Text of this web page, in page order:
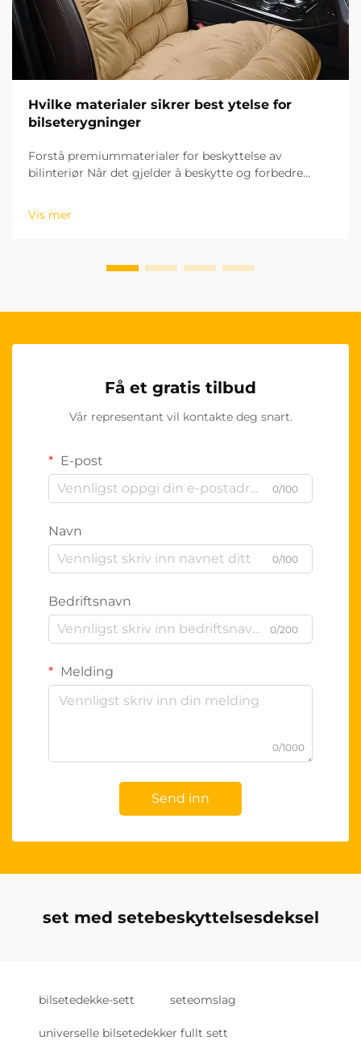
Hvilke materialer sikrer best ytelse for
bilseterygninger
Forstå premiummaterialer for beskyttelse av
bilinteriør Når det gjelder å beskytte og forbedre
for både estetikk og levetid. Materialet i seterytterne
din...
Vis mer
Få et gratis tilbud
Vår representant vil kontakte deg snart.
E-post
0/100
Navn
0/100
Bedriftsnavn
0/200
Melding
0/1000
Send inn
set med setebeskyttelsesdeksel
bilsetedekke-sett seteomslag
universelle bilsetedekker fullt sett